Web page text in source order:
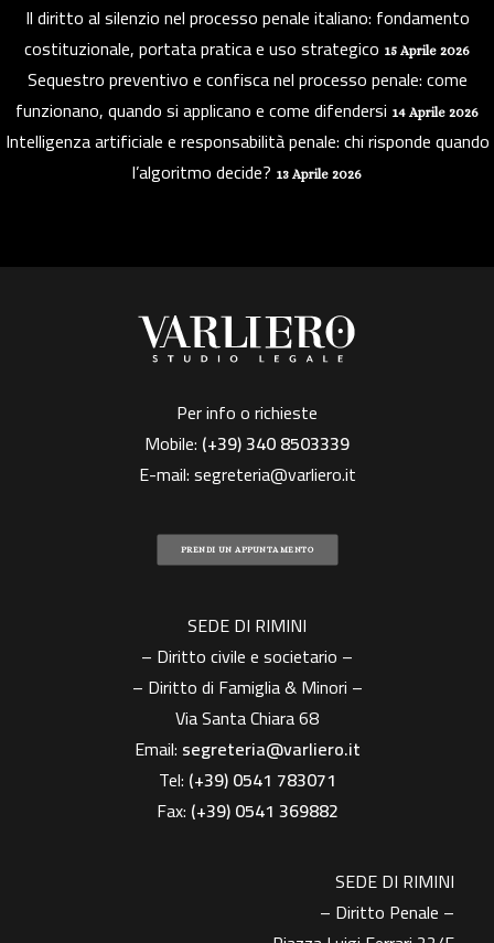
Il diritto al silenzio nel processo penale italiano: fondamento
costituzionale, portata pratica e uso strategico 15 Aprile 2026
Sequestro preventivo e confisca nel processo penale: come
funzionano, quando si applicano e come difendersi 14 Aprile 2026
Intelligenza artificiale e responsabilità penale: chi risponde quando
l’algoritmo decide? 13 Aprile 2026
Per info o richieste
Mobile: (+39)340 8503339
E-mail:segreteria@varliero.it
PRENDI UN APPUNTAMENTO
SEDE DI RIMINI
– Diritto civile e societario –
– Diritto di Famiglia & Minori –
Via Santa Chiara 68
Email: segreteria@varliero.it
Tel: (+39) 0541 783071
Fax: (+39)0541 369882
SEDE DI RIMINI
– Diritto Penale –